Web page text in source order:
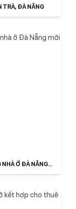
TRÀ, ĐÀ NẴNG
NHÀ Ở ĐÀ NẴNG